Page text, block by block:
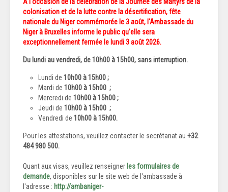
À l'occasion de la célébration de la Journée des Martyrs de la
colonisation et de la lutte contre la désertification, fête
nationale du Niger commémorée le 3 août, l'Ambassade du
Niger à Bruxelles informe le public qu'elle sera
exceptionnellement fermée le lundi 3 août 2026.
Du lundi au vendredi, de 1 0h00 à 15h00, sans interruption.
Lundi de 10h00 à 15h00 ;
Mardi de 10h00 à 15h00 ;
Mercredi de 10h00 à 15h00;
Jeudi de 10h00 à 15h00 ;
Vendredi de 10h00 à 15h00.
Pour les attestations, veuillez contacter le secrétariat au +32
484 980 500.
Quant aux visas, veuillez renseigner les formulaires de
demande, disponibles sur le site web de l'ambassade à
l'adresse : http://ambaniger-